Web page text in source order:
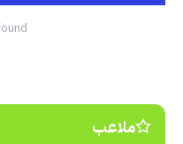
ملاعب